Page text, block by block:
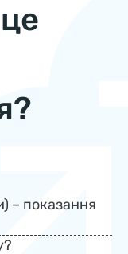
– показання